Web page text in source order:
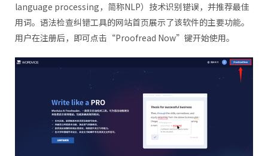
language processing，简称NLP）技术识别错误，并推荐最佳
用词。语法检查纠错工具的网站首页展示了该软件的主要功能。
用户在注册后，即可点击“Proofread Now”键开始使用。